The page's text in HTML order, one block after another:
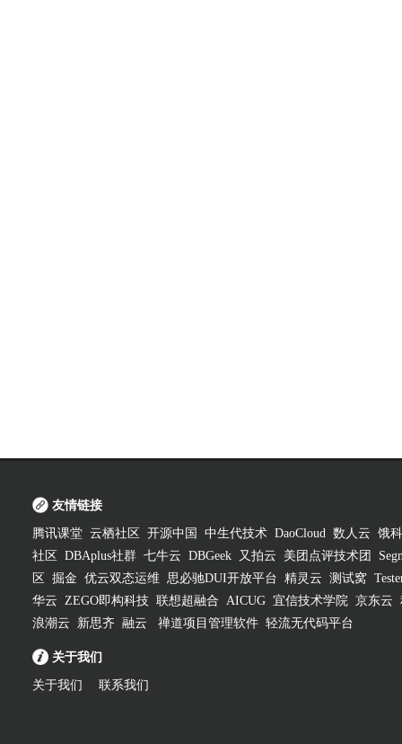
友情链接
腾讯课堂 云栖社区 开源中国 中生代技术 DaoCloud 数人云 饿
社区
DBAplus社群 七牛云 DBGeek 又拍云 美团点评技术团
区
掘金 优云双态运维 思必驰DUI开放平台 精灵云 测试窝
华云 ZEGO即构科技 联想超融合 AICUG 宜信技术学院 京东云
浪潮云
新思齐 融云 禅道项目管理软件 轻流无代码平台
关于我们
关于我们 联系我们